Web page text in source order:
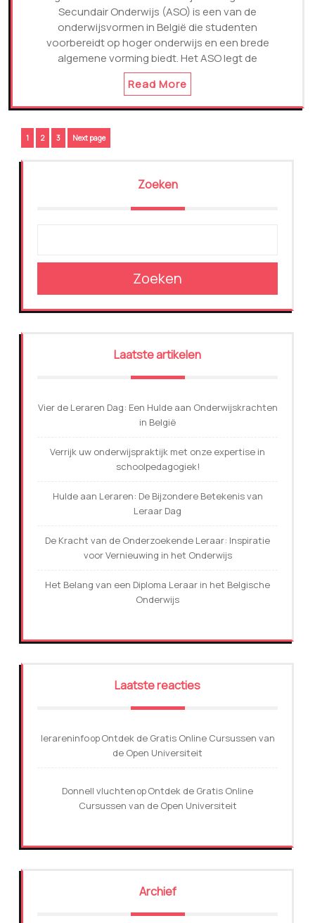
Secundair Onderwijs (ASO) is een van de
onderwijsvormen in België die studenten
voorbereidt op hoger onderwijs en een brede
algemene vorming biedt. Het ASO legt de
Read More
Berichtnavigatie
Page
1 Page
2 Page
3 Next page
Zoeken
Zoeken
Laatste artikelen
Vier de Leraren Dag: Een Hulde aan Onderwijskrachten
in België
Verrijk uw onderwijspraktijk met onze expertise in
schoolpedagogiek!
Hulde aan Leraren: De Bijzondere Betekenis van
Leraar Dag
De Kracht van de Onderzoekende Leraar: Inspiratie
voor Vernieuwing in het Onderwijs
Het Belang van een Diploma Leraar in het Belgische
Onderwijs
Laatste reacties
lerareninfoopOntdek de Gratis Online Cursussen van
de Open Universiteit
Donnell vluchtenopOntdek de Gratis Online
Cursussen van de Open Universiteit
Archief